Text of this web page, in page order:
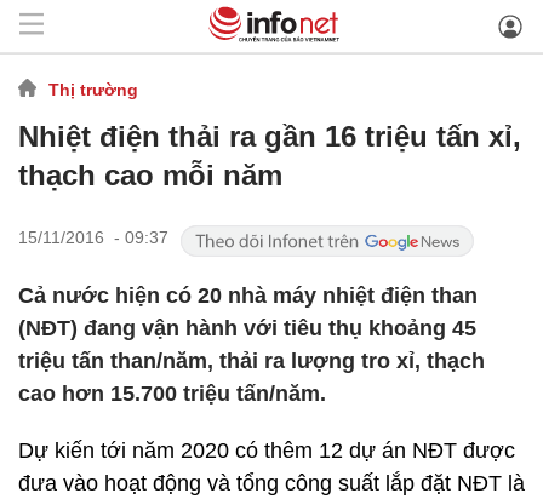
Thị trường
Nhiệt điện thải ra gần 16 triệu tấn xỉ,
thạch cao mỗi năm
15/11/2016 - 09:37
Cả nước hiện có 20 nhà máy nhiệt điện than
(NĐT) đang vận hành với tiêu thụ khoảng 45
triệu tấn than/năm, thải ra lượng tro xỉ, thạch
cao hơn 15.700 triệu tấn/năm.
Dự kiến tới năm 2020 có thêm 12 dự án NĐT được
đưa vào hoạt động và tổng công suất lắp đặt NĐT là